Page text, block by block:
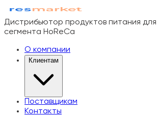
Дистрибьютор продуктов питания
сегмента HoReCa
О компании
Клиентам
Поставщикам
Контакты